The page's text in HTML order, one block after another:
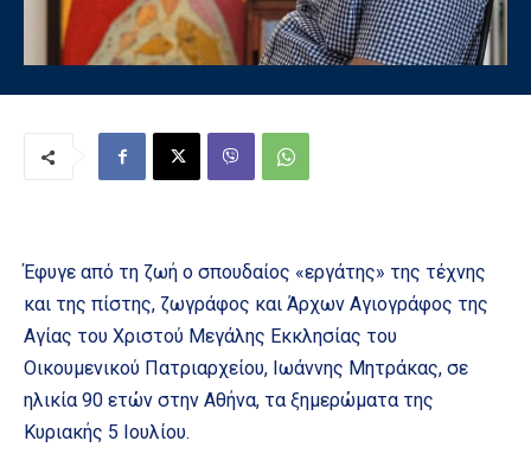
Έφυγε από τη ζωή ο σπουδαίος «εργάτης» της τέχνης
και της πίστης, ζωγράφος και Άρχων Αγιογράφος της
Αγίας του Χριστού Μεγάλης Εκκλησίας του
Οικουμενικού Πατριαρχείου, Ιωάννης Μητράκας, σε
ηλικία 90 ετών στην Αθήνα, τα ξημερώματα της
Κυριακής 5 Ιουλίου.